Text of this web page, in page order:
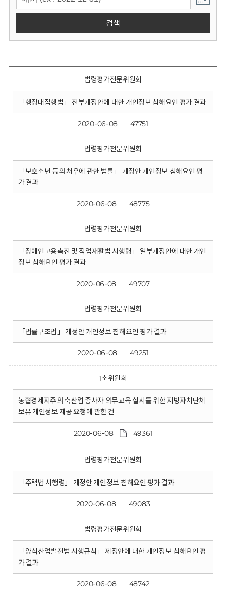
검색
법령평가전문위원회
「행정대집행법」 전부개정안에 대한 개인정보 침해요인 평가 결과
2020-06-08 47751
법령평가전문위원회
「보호소년 등의 처우에 관한 법률」 개정안 개인정보 침해요인 평
가 결과
2020-06-08 48775
법령평가전문위원회
「장애인고용촉진 및 직업재활법 시행령」 일부개정안에 대한 개인
정보 침해요인 평가 결과
2020-06-08 49707
법령평가전문위원회
「법률구조법」 개정안 개인정보 침해요인 평가 결과
2020-06-08 49251
1소위원회
농협경제지주의 축산업 종사자 의무교육 실시를 위한 지방자치단체
보유 개인정보 제공 요청에 관한 건
2020-06-08 49361
법령평가전문위원회
「주택법 시행령」 개정안 개인정보 침해요인 평가 결과
2020-06-08 49083
법령평가전문위원회
「양식산업발전법 시행규칙」 제정안에 대한 개인정보 침해요인 평
가 결과
2020-06-08 48742